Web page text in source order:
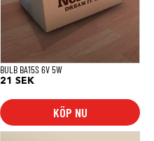
BULB BA15S 6V 5W
21 SEK
KÖP NU